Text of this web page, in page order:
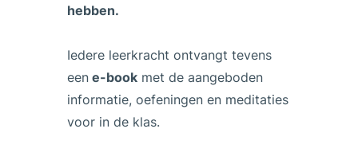
hebben.
Iedere leerkracht ontvangt tevens
eene-bookmet de aangeboden
informatie, oefeningen en meditaties
voor in de klas.